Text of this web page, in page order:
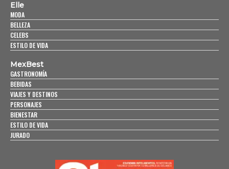
Elle
MODA
BELLEZA
CELEBS
ESTILO DE VIDA
MexBest
GASTRONOMÍA
BEBIDAS
VIAJES Y DESTINOS
PERSONAJES
BIENESTAR
ESTILO DE VIDA
JURADO